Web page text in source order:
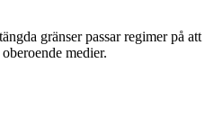
gränser passar regimer på
medier.